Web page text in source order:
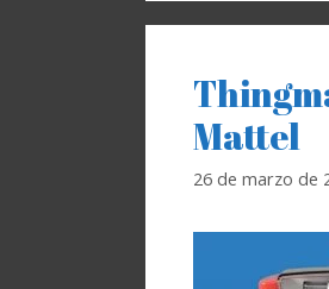
Mattel
26 de marzo de